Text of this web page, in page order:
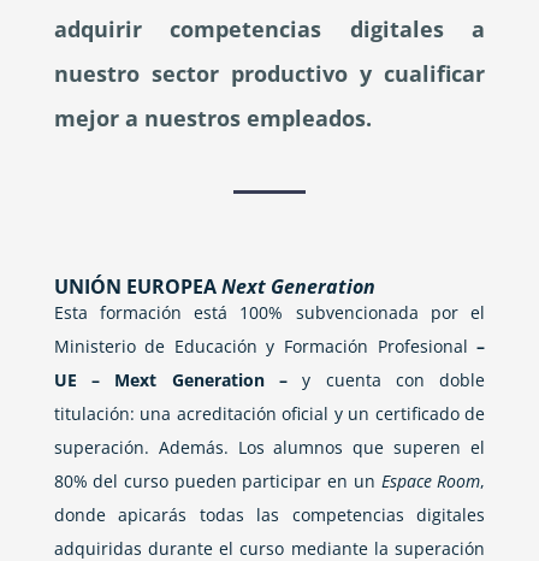
adquirir competencias digitales a
nuestro sector productivo y cualificar
mejor a nuestros empleados.
UNIÓN EUROPEANext Generation
Esta formación está 100% subvencionada por el
Ministerio de Educación y Formación Profesional–
UE – Mext Generation –y cuenta con doble
titulación: una acreditación oficial y un certificado de
superación. Además. Los alumnos que superen el
80% del curso pueden participar en un Espace Room,
donde apicarás todas las competencias digitales
adquiridas durante el curso mediante la superación